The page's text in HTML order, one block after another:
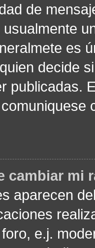
de
es
decide
publicadas.
cambiar mi
aparecen
e.j.